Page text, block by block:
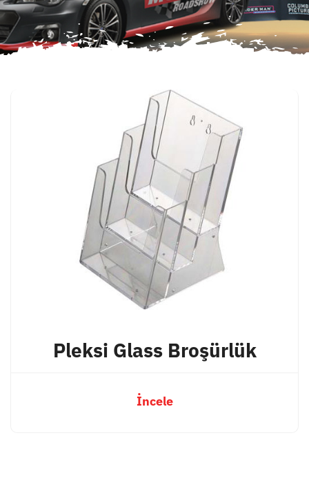
Pleksi Glass Broşürlük
İncele